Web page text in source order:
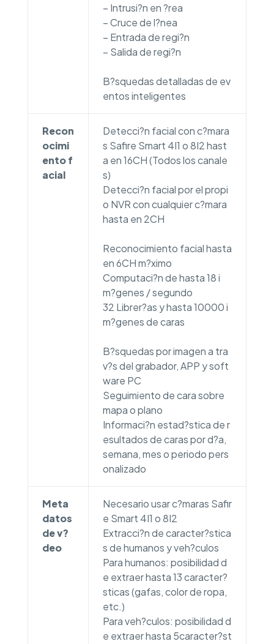
– Intrusi?n en ?rea
– Cruce de l?nea
– Entrada de regi?n
– Salida de regi?n
B?squedas detalladas de ev
entos inteligentes
Recon
ocimi
ento f
acial
Detecci?n facial con c?mara
s Safire Smart 4I1 o 8I2 hast
a en 16CH (Todos los canale
s)
Detecci?n facial por el propi
o NVR con cualquier c?mara
hasta en 2CH
Reconocimiento facial hasta
en 6CH m?ximo
Computaci?n de hasta 18 i
m?genes / segundo
32 Librer?as y hasta 10000 i
m?genes de caras
B?squedas por imagen a tra
v?s del grabador, APP y soft
ware PC
Seguimiento de cara sobre
mapa o plano
Informaci?n estad?stica de r
esultados de caras por d?a,
semana, mes o periodo pers
onalizado
Meta
datos
de v?
deo
Necesario usar c?maras Safir
e Smart 4I1 o 8I2
Extracci?n de caracter?stica
s de humanos y veh?culos
Para humanos: posibilidad d
e extraer hasta 13 caracter?
sticas (gafas, color de ropa,
etc.)
Para veh?culos: posibilidad d
e extraer hasta 5caracter?st